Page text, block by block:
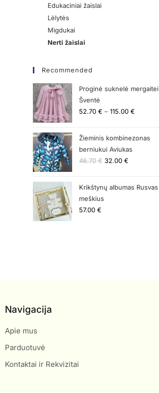
Edukaciniai žaislai
Lėlytės
Migdukai
Nerti žaislai
Recommended
Proginė suknelė mergaitei
Šventė
52.70€ – 115.00€
Žieminis kombinezonas
berniukui Aviukas
46.70€ 32.00€
Krikštynų albumas Rusvas
meškius
57.00€
Navigacija
Apie mus
Parduotuvė
Kontaktai ir Rekvizitai